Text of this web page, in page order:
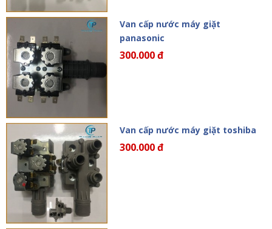
Van cấp nước máy giặt
panasonic
300.000 đ
Van cấp nước máy giặt toshiba
300.000 đ